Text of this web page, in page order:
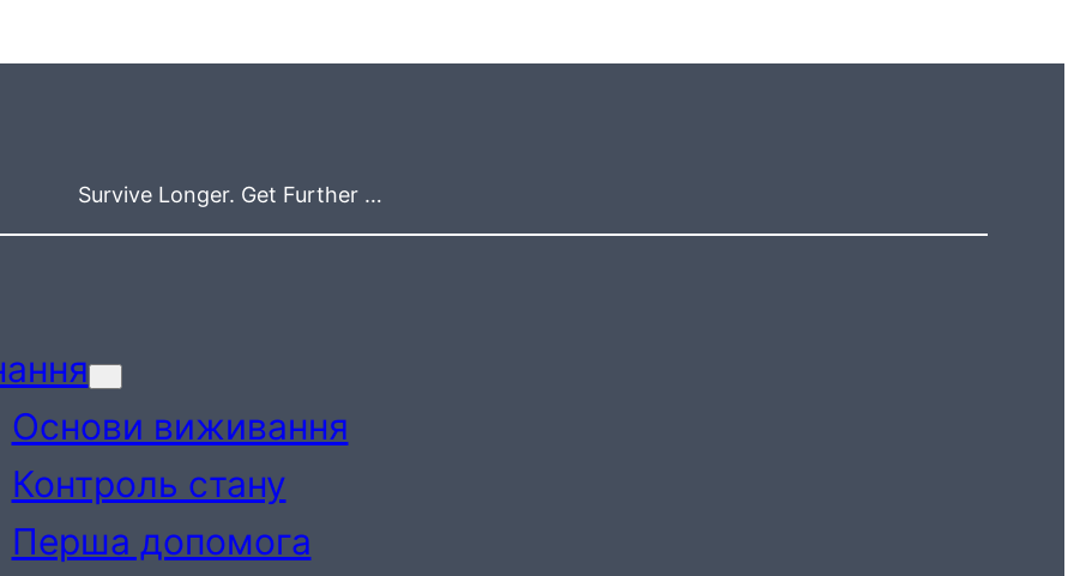
Survive Longer. Get Further …
Основи виживання
Контроль стану
Перша допомога